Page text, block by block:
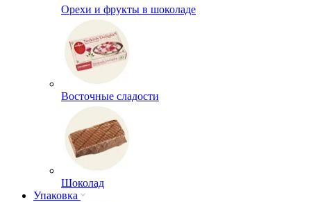
Орехи и фрукты в шоколаде
Восточные сладости
Шоколад
Упаковка